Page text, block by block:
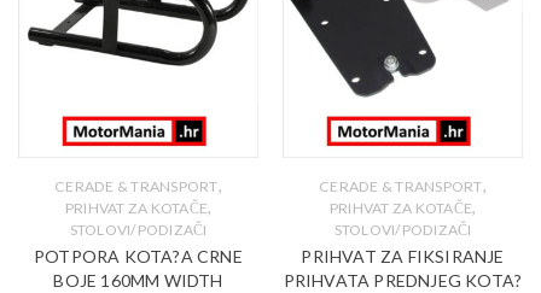
CERADE & TRANSPORT,
PRIHVAT ZA KOTAČE,
STOLOVI/PODIZAČI
POTPORA KOTA?A CRNE
BOJE 160MM WIDTH
CERADE & TRANSPORT,
PRIHVAT ZA KOTAČE,
STOLOVI/PODIZAČI
PRIHVAT ZA FIKSIRANJE
PRIHVATA PREDNJEG KOTA?